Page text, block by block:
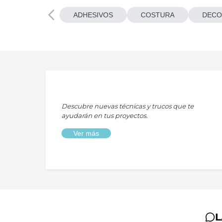
ADHESIVOS COSTURA
Descubre nuevas técnicas y trucos que te
ayudarán en tus proyectos.
Ver más